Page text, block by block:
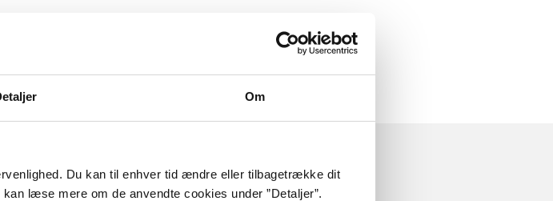
Om
Du kan til enhver tid ændre eller tilbagetrække dit
læse mere om de anvendte cookies under ”Detaljer”.